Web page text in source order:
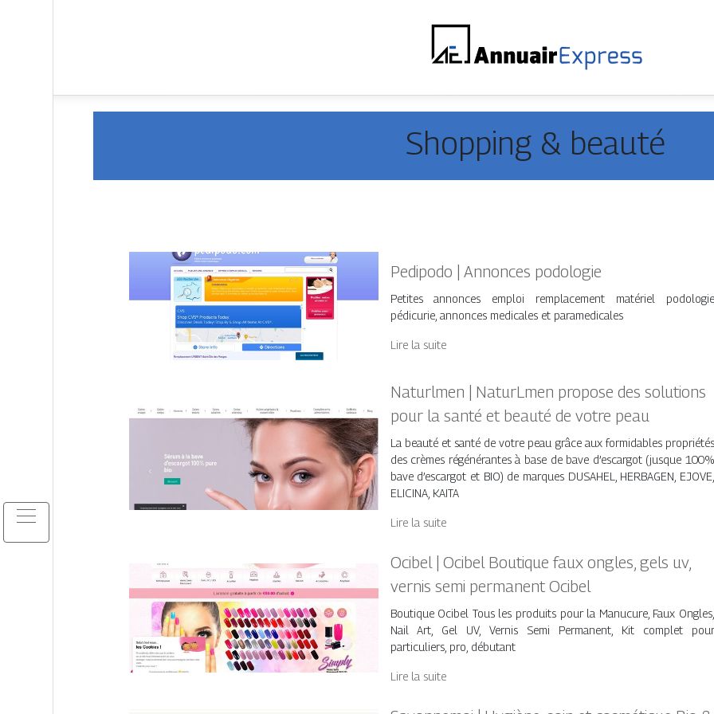
Shopping & beauté
Pedipodo | Annonces podologie
Petites annonces emploi remplacement matériel podologie
pédicurie, annonces medicales et paramedicales
Lire la suite
Naturlmen | NaturLmen propose des solutions
pour la santé et beauté de votre peau
La beauté et santé de votre peau grâce aux formidables propriétés
des crèmes régénérantes à base de bave d’escargot (jusque 100%
bave d’escargot et BIO) de marques DUSAHEL, HERBAGEN, EJOVE,
ELICINA, KAITA
Lire la suite
Ocibel | Ocibel Boutique faux ongles, gels uv,
vernis semi permanent Ocibel
Boutique Ocibel Tous les produits pour la Manucure, Faux Ongles,
Nail Art, Gel UV, Vernis Semi Permanent, Kit complet pour
particuliers, pro, débutant
Lire la suite